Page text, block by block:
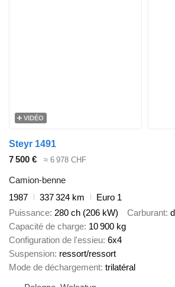
VIDÉO
Steyr 1491
7 500 €
≈ 6 978 CHF
Camion-benne
1987
337 324 km
Euro 1
Puissance 280 ch (206 kW) Carburant
Capacité de charge 10 900 kg
Configuration de l'essieu 6x4
Suspension ressort/ressort
Mode de déchargement trilatéral